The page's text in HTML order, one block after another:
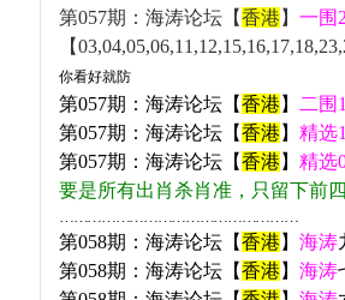
第057期：海涛论坛【香港 】 一围
【
你看好就防
第057期：海涛论坛【香港 】
二围
第057期：海涛论坛【香港 】 精选
第057期：海涛论坛【香港 】 精选
要是所有出肖杀肖准，只留下前
……………………………………………
第058期：海涛论坛【香港 】 海涛
第058期：海涛论坛【香港 】 海涛